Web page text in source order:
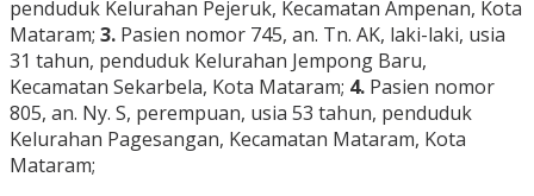
penduduk Kelurahan Pejeruk, Kecamatan Ampenan, Kota
Mataram; 3. Pasien nomor 745, an. Tn. AK, laki-laki, usia
31 tahun, penduduk Kelurahan Jempong Baru,
Kecamatan Sekarbela, Kota Mataram; 4. Pasien nomor
805, an. Ny. S, perempuan, usia 53 tahun, penduduk
Kelurahan Pagesangan, Kecamatan Mataram, Kota
Mataram;